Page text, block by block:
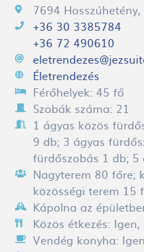
7694 Hosszúhetény
+36 30 3385784
+36 72 490610
Életrendezés
Férőhelyek: 45
Szobák száma: 21
1 ágyas közös
9 db; 3 ágyas
fürdőszobás 1 db;
Nagyterem 80 főre;
közösségi terem 15
Kápolna az
Közös étkezés:
Vendég konyha: